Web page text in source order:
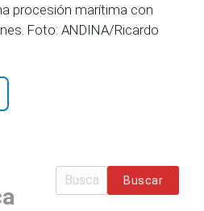
procesión marítima con
Foto: ANDINA/Ricardo
Buscar